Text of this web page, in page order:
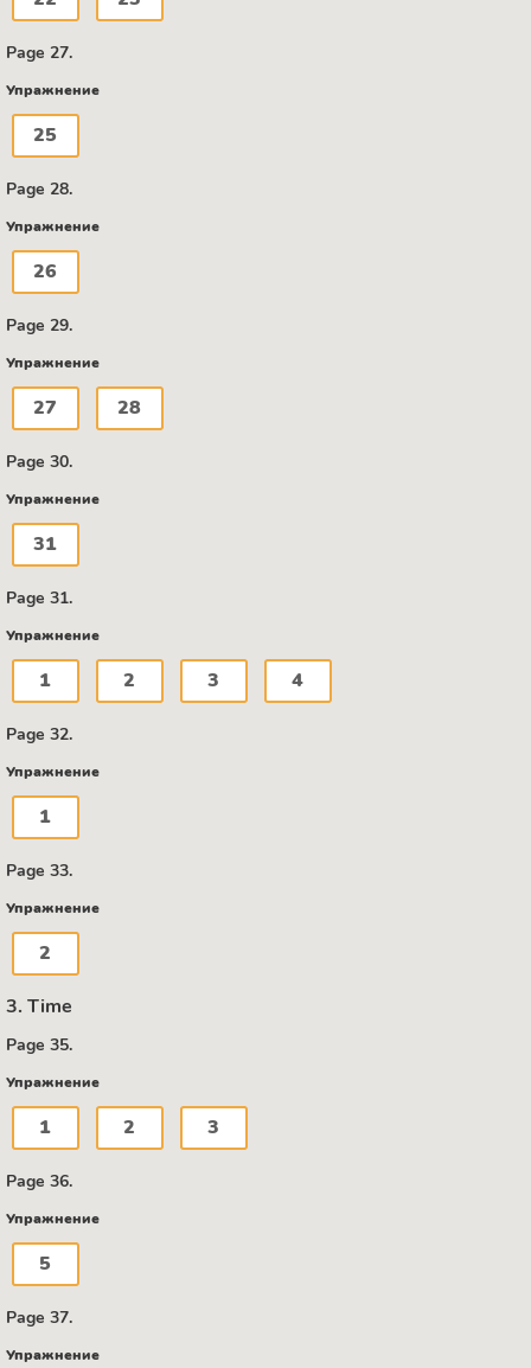
Page 27.
Упражнение
25
Page 28.
Упражнение
26
Page 29.
Упражнение
27 28
Page 30.
Упражнение
31
Page 31.
Упражнение
1 2 3 4
Page 32.
Упражнение
1
Page 33.
Упражнение
2
3. Time
Page 35.
Упражнение
1 2 3
Page 36.
Упражнение
5
Page 37.
Упражнение